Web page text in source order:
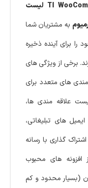
افزونه TI WooCommerce Wishlist Premium لیست
به مشتریان شما
برای آینده ذخیره
برخی از ویژگی های
مندی های متعدد برای
علاقه مندی ها،
های تبلیغاتی،
گذاری با رسانه
افزونه های محبوب
(بسیار محدود و کم